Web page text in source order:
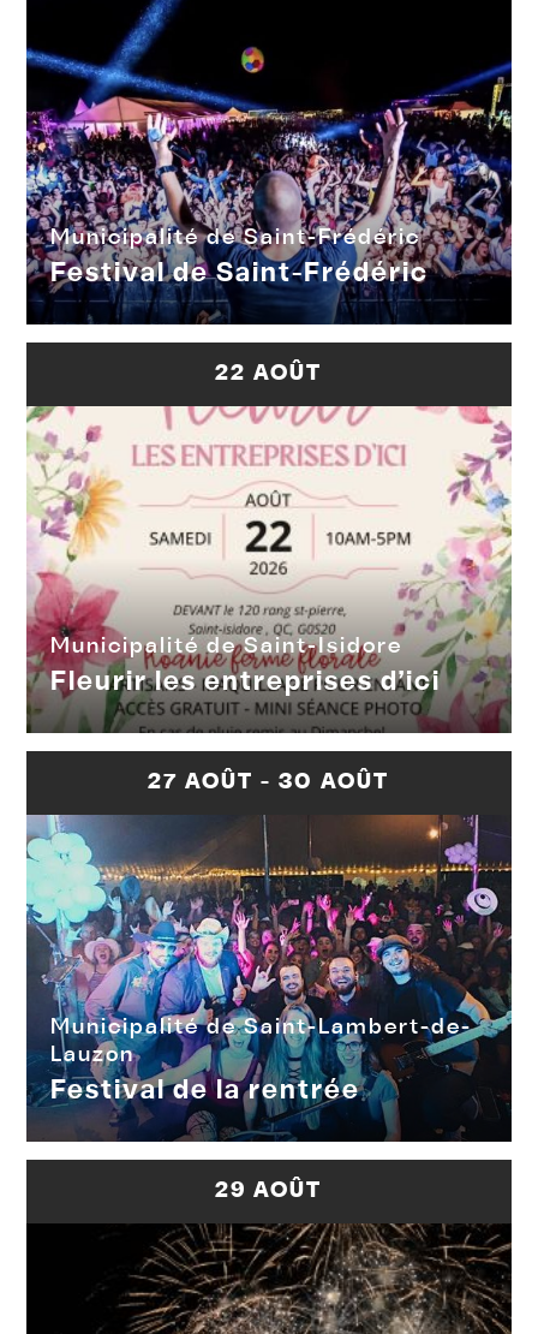
Municipalité de Saint-Frédéric
Festival de Saint-Frédéric
22 AOÛT
Municipalité de Saint-Isidore
Fleurir les entreprises d’ici
27 AOÛT - 30 AOÛT
Municipalité de Saint-Lambert-de-
Lauzon
Festival de la rentrée
29 AOÛT